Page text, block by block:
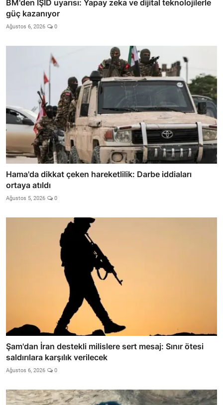
BM'den IŞİD uyarısı: Yapay zeka ve dijital teknolojilerle
güç kazanıyor
Ağustos 6, 2026 0
Hama'da dikkat çeken hareketlilik: Darbe iddiaları
ortaya atıldı
Ağustos 5, 2026 0
Şam'dan İran destekli milislere sert mesaj: Sınır ötesi
saldırılara karşılık verilecek
Ağustos 6, 2026 0